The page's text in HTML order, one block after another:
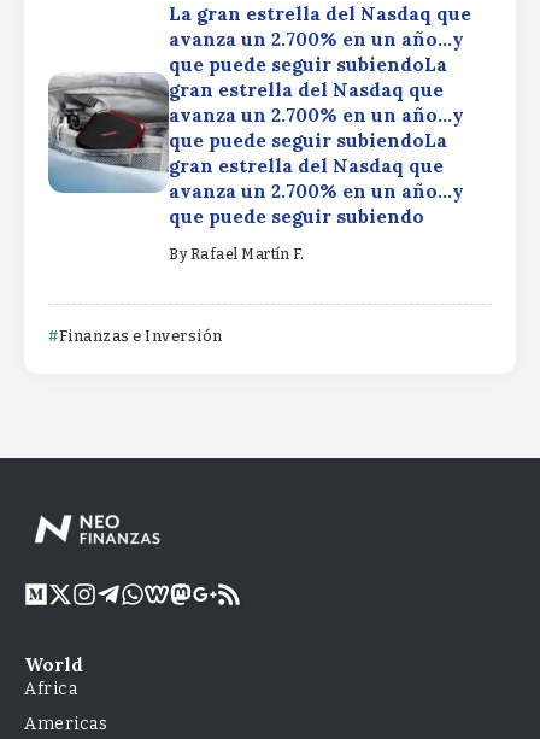
La gran estrella del Nasdaq que
avanza un 2.700% en un año…y
que puede seguir subiendoLa
gran estrella del Nasdaq que
avanza un 2.700% en un año…y
que puede seguir subiendoLa
gran estrella del Nasdaq que
avanza un 2.700% en un año…y
que puede seguir subiendo
By Rafael Martín F.
Finanzas e Inversión
World
Africa
Americas